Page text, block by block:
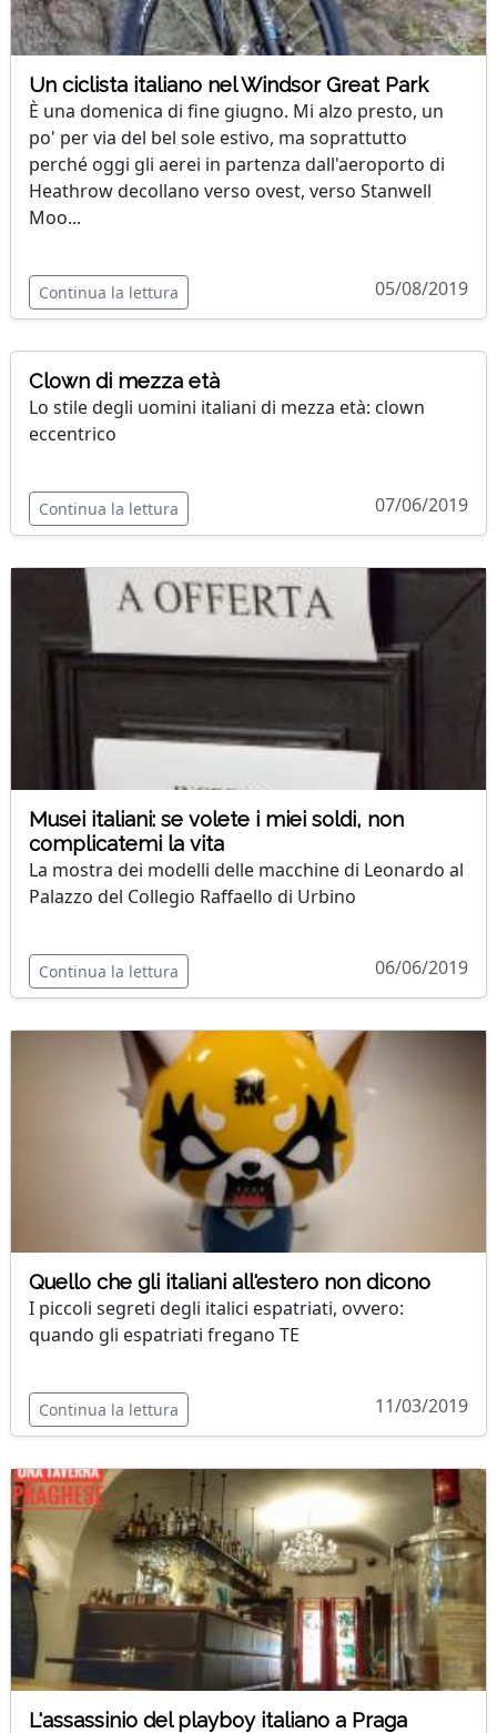
Un ciclista italiano nel Windsor Great Park
È una domenica di fine giugno. Mi alzo presto, un
po' per via del bel sole estivo, ma soprattutto
perché oggi gli aerei in partenza dall'aeroporto di
Heathrow decollano verso ovest, verso Stanwell
Moo...
Continua la lettura 05/08/2019
Clown di mezza età
Lo stile degli uomini italiani di mezza età: clown
eccentrico
Continua la lettura 07/06/2019
Musei italiani: se volete i miei soldi, non
complicatemi la vita
La mostra dei modelli delle macchine di Leonardo al
Palazzo del Collegio Raffaello di Urbino
Continua la lettura 06/06/2019
Quello che gli italiani all'estero non dicono
I piccoli segreti degli italici espatriati, ovvero:
quando gli espatriati fregano TE
Continua la lettura 11/03/2019
L'assassinio del playboy italiano a Praga